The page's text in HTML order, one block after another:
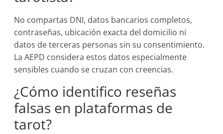
No compartas DNI, datos bancarios completos,
contraseñas, ubicación exacta del domicilio ni
datos de terceras personas sin su consentimiento.
La AEPD considera estos datos especialmente
sensibles cuando se cruzan con creencias.
¿Cómo identifico reseñas
falsas en plataformas de
tarot?